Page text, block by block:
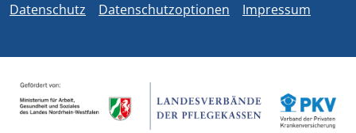
Datenschutz Datenschutzoptionen Impressum